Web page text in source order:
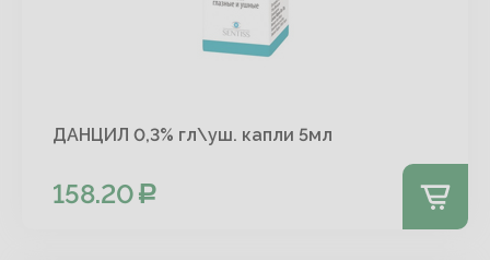
ДАНЦИЛ 0,3% гл\уш. капли 5мл
158.20